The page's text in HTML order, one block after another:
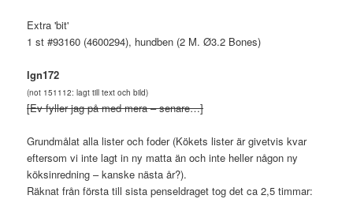
Extra 'bit'
1 st #93160 (4600294), hundben (2 M. Ø3.2 Bones)
lgn172
(not 151112: lagt till text och bild)
[Ev fyller jag på med mera – senare…]
Grundmålat alla lister och foder (Kökets lister är givetvis kvar
eftersom vi inte lagt in ny matta än och inte heller någon ny
köksinredning – kanske nästa år?).
Räknat från första till sista penseldraget tog det ca 2,5 timmar: